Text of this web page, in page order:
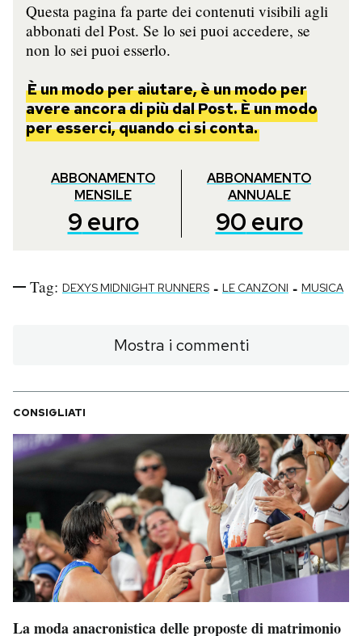
Questa pagina fa parte dei contenuti visibili agli
abbonati del Post. Se lo sei puoi accedere, se
non lo sei puoi esserlo.
È un modo per aiutare, è un modo per
avere ancora di più dal Post. È un modo
per esserci, quando ci si conta.
ABBONAMENTO
MENSILE
9 euro
ABBONAMENTO
ANNUALE
90 euro
Tag: DEXYS MIDNIGHT RUNNERS - LE CANZONI - MUSICA
Mostra i commenti
CONSIGLIATI
La moda anacronistica delle proposte di matrimonio